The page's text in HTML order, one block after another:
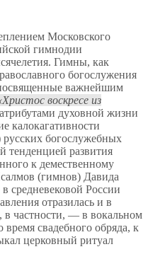
Московского
гимнодии
Гимны, как
богослужения
важнейшим
Христос воскресе из
духовной жизни
калокагативности
богослужебных
тенденцией развития
к демественному
(гимнов) Давида
средневековой России
отразилась и в
в частности, — в вокальном
свадебного обряда, к
церковный ритуал